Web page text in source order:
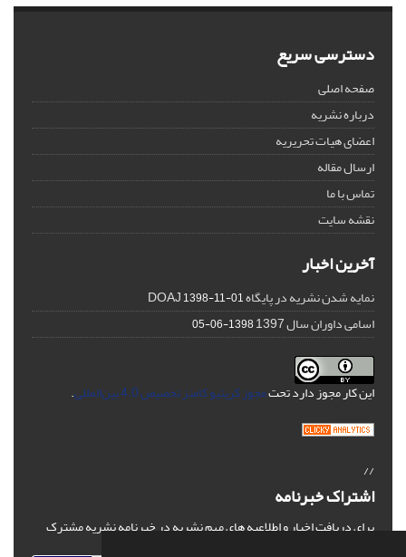
دسترسی سریع
صفحه اصلی
درباره نشریه
اعضای هیات تحریریه
ارسال مقاله
تماس با ما
نقشه سایت
آخرین اخبار
نمایه شدن نشریه در پایگاه DOAJ1398-11-01
اسامی داوران سال 1397 1398-06-05
این کار مجوز دارد تحتمجوز کریتیو کامنز تخصیص 4.0 بین‌المللی .
//
اشتراک خبرنامه
برای دریافت اخبار و اطلاعیه های مهم نشریه در خبرنامه نشریه مشترک